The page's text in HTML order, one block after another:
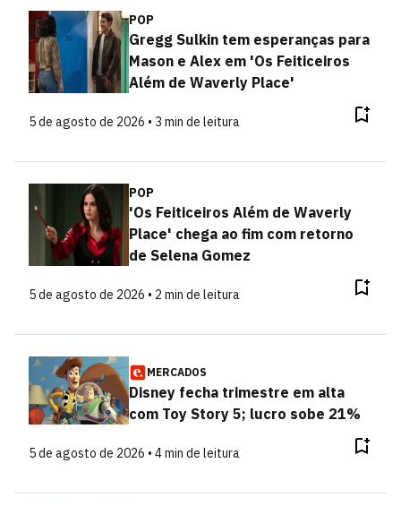
POP
Gregg Sulkin tem esperanças para
Mason e Alex em 'Os Feiticeiros
Além de Waverly Place'
5 de agosto de 2026 • 3 min de leitura
POP
'Os Feiticeiros Além de Waverly
Place' chega ao fim com retorno
de Selena Gomez
5 de agosto de 2026 • 2 min de leitura
MERCADOS
Disney fecha trimestre em alta
com Toy Story 5; lucro sobe 21%
5 de agosto de 2026 • 4 min de leitura